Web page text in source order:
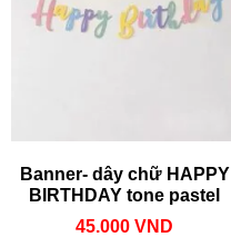
Banner- dây chữ HAPPY
BIRTHDAY tone pastel
45.000 VND